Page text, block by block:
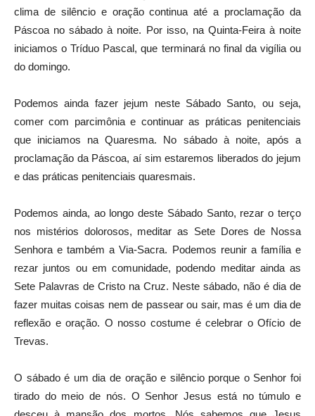
clima de silêncio e oração continua até a proclamação da
Páscoa no sábado à noite. Por isso, na Quinta-Feira à noite
iniciamos o Tríduo Pascal, que terminará no final da vigília ou
do domingo.
Podemos ainda fazer jejum neste Sábado Santo, ou seja,
comer com parcimônia e continuar as práticas penitenciais
que iniciamos na Quaresma. No sábado à noite, após a
proclamação da Páscoa, aí sim estaremos liberados do jejum
e das práticas penitenciais quaresmais.
Podemos ainda, ao longo deste Sábado Santo, rezar o terço
nos mistérios dolorosos, meditar as Sete Dores de Nossa
Senhora e também a Via-Sacra. Podemos reunir a família e
rezar juntos ou em comunidade, podendo meditar ainda as
Sete Palavras de Cristo na Cruz. Neste sábado, não é dia de
fazer muitas coisas nem de passear ou sair, mas é um dia de
reflexão e oração. O nosso costume é celebrar o Ofício de
Trevas.
O sábado é um dia de oração e silêncio porque o Senhor foi
tirado do meio de nós. O Senhor Jesus está no túmulo e